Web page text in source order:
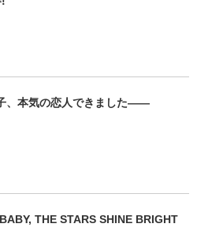
、本気の恋人できました――
THE STARS SHINE BRIGHT